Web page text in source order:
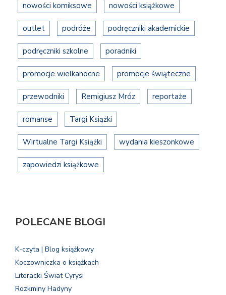
nowości komiksowe nowości książkowe
outlet podróże podręczniki akademickie
podręczniki szkolne poradniki
promocje wielkanocne promocje świąteczne
przewodniki Remigiusz Mróz reportaże
romanse Targi Książki
Wirtualne Targi Książki wydania kieszonkowe
zapowiedzi książkowe
POLECANE BLOGI
K-czyta | Blog książkowy
Koczowniczka o książkach
Literacki Świat Cyrysi
Rozkminy Hadyny